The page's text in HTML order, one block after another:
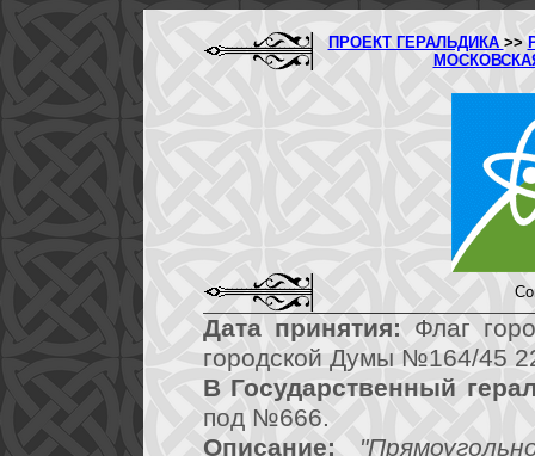
ПРОЕКТ ГЕРАЛЬДИКА >>
Дата принятия: Флаг
городской Думы №164/45
В Государственный
под №666.
Описание: